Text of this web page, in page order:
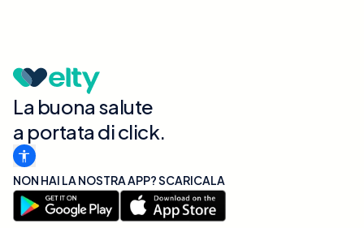
La buona salute
a portata di click.
NON HAI LA NOSTRA APP? SCARICALA